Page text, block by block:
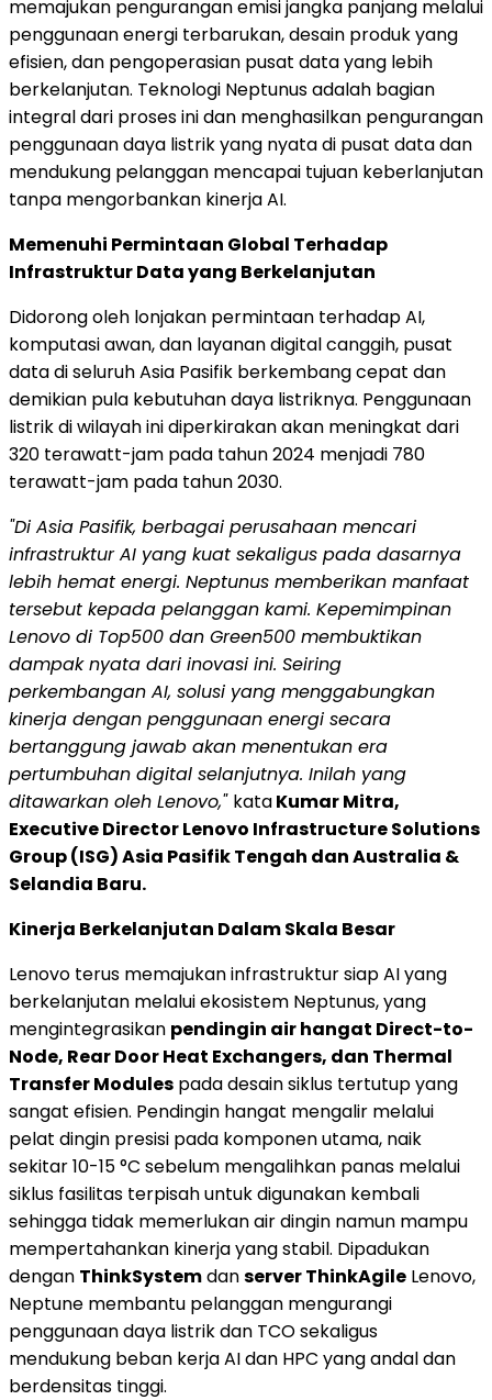
memajukan pengurangan emisi jangka panjang melalui
penggunaan energi terbarukan, desain produk yang
efisien, dan pengoperasian pusat data yang lebih
berkelanjutan. Teknologi Neptunus adalah bagian
integral dari proses ini dan menghasilkan pengurangan
penggunaan daya listrik yang nyata di pusat data dan
mendukung pelanggan mencapai tujuan keberlanjutan
tanpa mengorbankan kinerja AI.
Memenuhi Permintaan Global Terhadap
Infrastruktur Data yang Berkelanjutan
Didorong oleh lonjakan permintaan terhadap AI,
komputasi awan, dan layanan digital canggih, pusat
data di seluruh Asia Pasifik berkembang cepat dan
demikian pula kebutuhan daya listriknya. Penggunaan
listrik di wilayah ini diperkirakan akan meningkat dari
320 terawatt-jam pada tahun 2024 menjadi 780
terawatt-jam pada tahun 2030.
"Di Asia Pasifik, berbagai perusahaan mencari
infrastruktur AI yang kuat sekaligus pada dasarnya
lebih hemat energi. Neptunus memberikan manfaat
tersebut kepada pelanggan kami. Kepemimpinan
Lenovo di Top500 dan Green500 membuktikan
dampak nyata dari inovasi ini. Seiring
perkembangan AI, solusi yang menggabungkan
kinerja dengan penggunaan energi secara
bertanggung jawab akan menentukan era
pertumbuhan digital selanjutnya. Inilah yang
ditawarkan oleh Lenovo," kataKumar Mitra,
Executive Director Lenovo Infrastructure Solutions
Group (ISG) Asia Pasifik Tengah danAustralia &
Selandia Baru.
Kinerja Berkelanjutan Dalam Skala Besar
Lenovo terus memajukan infrastruktur siap AI yang
berkelanjutan melalui ekosistem Neptunus, yang
mengintegrasikan pendingin air hangat Direct-to-
Node, Rear Door Heat Exchangers, dan Thermal
Transfer Modules pada desain siklus tertutup yang
sangat efisien. Pendingin hangat mengalir melalui
pelat dingin presisi pada komponen utama, naik
sekitar 10-15 °C sebelum mengalihkan panas melalui
siklus fasilitas terpisah untuk digunakan kembali
sehingga tidak memerlukan air dingin namun mampu
mempertahankan kinerja yang stabil. Dipadukan
dengan ThinkSystemdanserver ThinkAgile Lenovo,
Neptune membantu pelanggan mengurangi
penggunaan daya listrik dan TCO sekaligus
mendukung beban kerja AI dan HPC yang andal dan
berdensitas tinggi.